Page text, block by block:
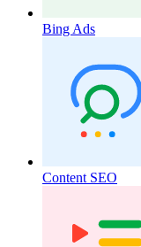
Bing Ads
Content SEO